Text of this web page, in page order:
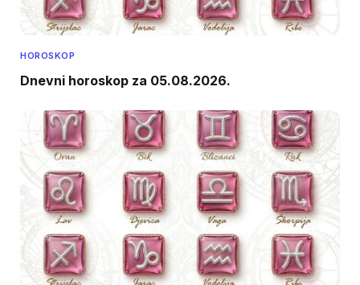
HOROSKOP
Dnevni horoskop za 05.08.2026.